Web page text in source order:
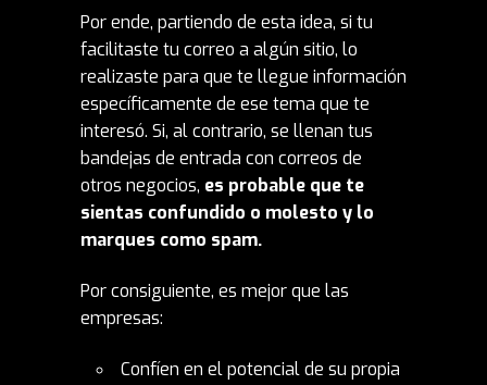
Por ende, partiendo de esta idea, si tu
facilitaste tu correo a algún sitio, lo
realizaste para que te llegue información
específicamente de ese tema que te
interesó. Si, al contrario, se llenan tus
bandejas de entrada con correos de
otros negocios, es probable que te
sientas confundido o molesto y lo
marques como spam.
Por consiguiente, es mejor que las
empresas:
Confíen en el potencial de su propia